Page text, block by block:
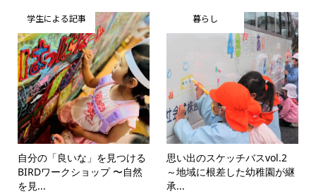
学生による記事
自分の「良いな」を見つける
BIRDワークショップ 〜自然
を見...
暮らし
思い出のスケッチバスvol.2
～地域に根差した幼稚園が継
承...